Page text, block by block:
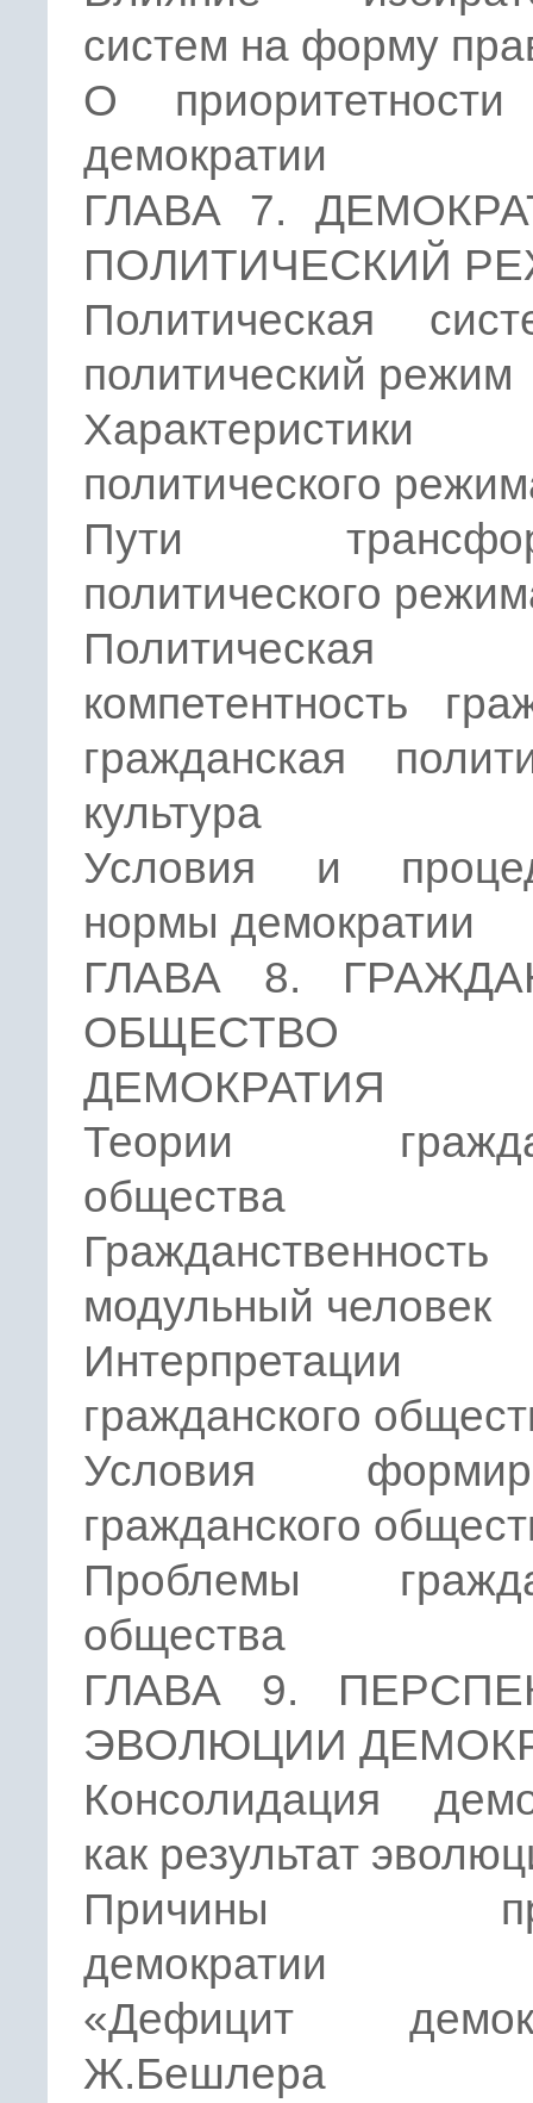
систем на форму
О
демократии
ГЛАВА 7.
ПОЛИТИЧЕСКИЙ
Политическая
политический режим
Характеристики
политического
Пути
политического
Политическая
компетентность
гражданская
культура
Условия и
нормы демократии
ГЛАВА 8.
ДЕМОКРАТИЯ
Теории
общества
модульный человек
Интерпретации
гражданского
Условия
гражданского
Проблемы
общества
ГЛАВА 9.
ЭВОЛЮЦИИ
Консолидация
как результат
Причины
демократии
«Дефицит
Ж.Бешлера